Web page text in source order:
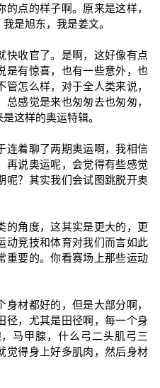
点的样子啊。原来是这样，
是旭东，我是姜文。
快收官了。是啊，这好像有点
是有惊喜，也有一些意外，也
怎么样，对于全人类来说，
感觉是来也匆匆去也匆匆，
这样的奥运特辑。
连着聊了两期奥运啊，我相信
再说奥运呢，会觉得有些感觉
呢？其实我们会试图跳脱开奥
的角度，这其实是更大的，更
动竞技和体育对我们而言如此
重要的。你看赛场上那些运动
材都好的，但是大部分啊，
径，尤其是田径啊，每一个身
马甲腺，什么弓二头肌弓三
觉得身上好多肌肉，然后身材